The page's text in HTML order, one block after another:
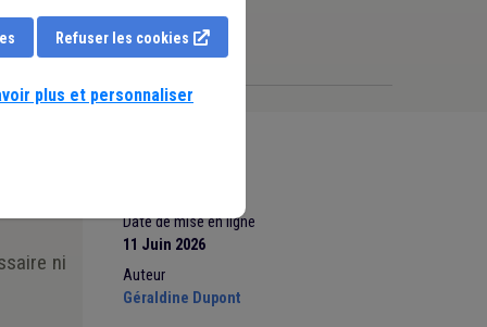
que
ni
Date de mise en ligne
11 Juin 2026
Auteur
Géraldine Dupont
Refuser les cookies
plus et personnaliser